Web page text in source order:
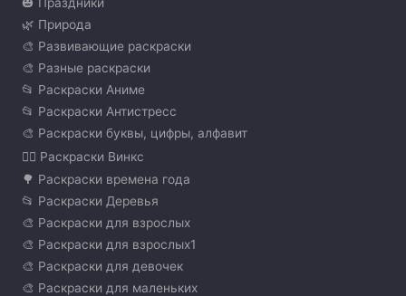
🌿 Природа
🎨 Развивающие раскраски
🎨 Разные раскраски
📂 Раскраски Аниме
📂 Раскраски Антистресс
🎨 Раскраски буквы, цифры, алфавит
🧚‍♀️ Раскраски Винкс
🌳 Раскраски времена года
📂 Раскраски Деревья
🎨 Раскраски для взрослых
🎨 Раскраски для взрослых1
🎨 Раскраски для девочек
🎨 Раскраски для маленьких